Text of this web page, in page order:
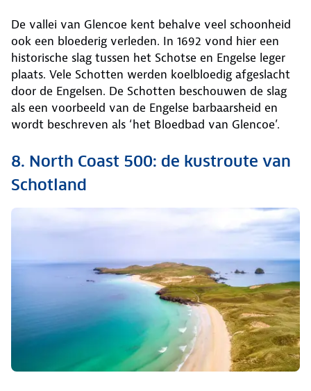
De vallei van Glencoe kent behalve veel schoonheid
ook een bloederig verleden. In 1692 vond hier een
historische slag tussen het Schotse en Engelse leger
plaats. Vele Schotten werden koelbloedig afgeslacht
door de Engelsen. De Schotten beschouwen de slag
als een voorbeeld van de Engelse barbaarsheid en
wordt beschreven als ‘het Bloedbad van Glencoe’.
8. North Coast 500: de kustroute van
Schotland